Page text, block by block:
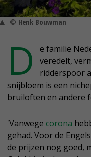
© Henk Bouwman
D e familie
veredelt,
ridderspoor
snijbloem is een
bruiloften en andere
'Vanwege corona
gehad. Voor de
de prijzen nog goed,